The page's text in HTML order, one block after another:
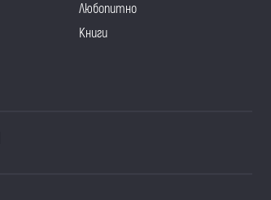
Любопитно
Книги